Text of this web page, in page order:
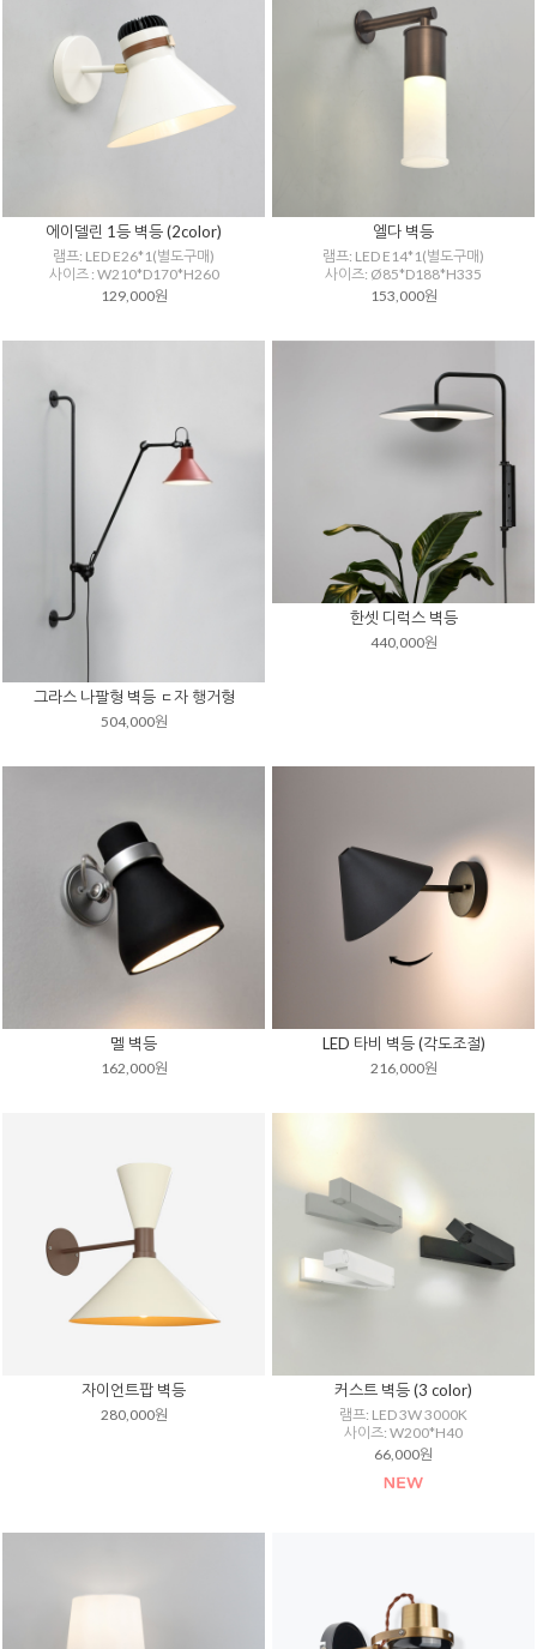
에이델린 1등 벽등 (2color)
램프: LED E26*1(별도구매)
사이즈 : W210*D170*H260
129,000원
엘다 벽등
램프: LED E14*1(별도구매)
사이즈: Ø85*D188*H335
153,000원
그라스 나팔형 벽등 ㄷ자 행거형
504,000원
한셋 디럭스 벽등
440,000원
멜 벽등
162,000원
LED 타비 벽등 (각도조절)
216,000원
자이언트팝 벽등
280,000원
커스트 벽등 (3 color)
램프: LED 3W 3000K
사이즈: W200*H40
66,000원